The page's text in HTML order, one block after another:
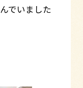
でいました